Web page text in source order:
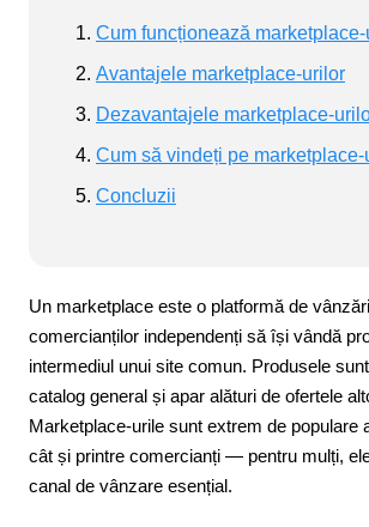
Cum funcționează
Avantajele marketplace-urilor
Dezavantajele marketplace-
Cum să vindeți pe marketplace-
Concluzii
Un marketplace este o platformă de
comercianților independenți să își vândă
intermediul unui site comun. Produsele
catalog general și apar alături de ofertele
Marketplace-urile sunt extrem de populare
cât și printre comercianți — pentru mulți,
canal de vânzare esențial.